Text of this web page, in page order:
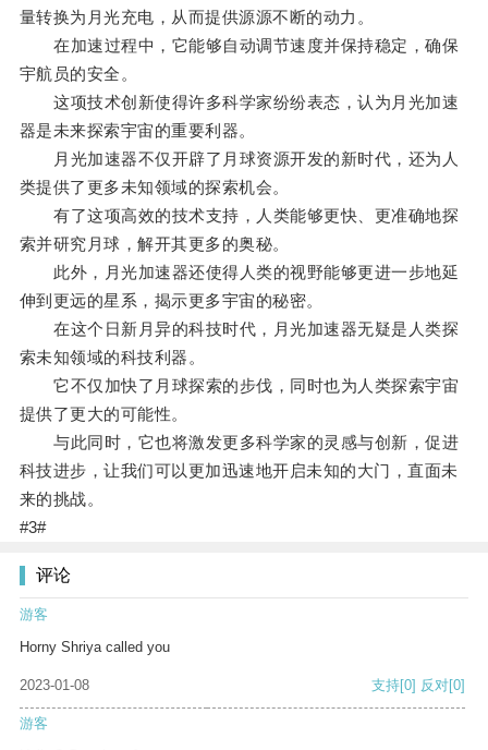
量转换为月光充电，从而提供源源不断的动力。
在加速过程中，它能够自动调节速度并保持稳定，确保
宇航员的安全。
这项技术创新使得许多科学家纷纷表态，认为月光加速
器是未来探索宇宙的重要利器。
月光加速器不仅开辟了月球资源开发的新时代，还为人
类提供了更多未知领域的探索机会。
有了这项高效的技术支持，人类能够更快、更准确地探
索并研究月球，解开其更多的奥秘。
此外，月光加速器还使得人类的视野能够更进一步地延
伸到更远的星系，揭示更多宇宙的秘密。
在这个日新月异的科技时代，月光加速器无疑是人类探
索未知领域的科技利器。
它不仅加快了月球探索的步伐，同时也为人类探索宇宙
提供了更大的可能性。
与此同时，它也将激发更多科学家的灵感与创新，促进
科技进步，让我们可以更加迅速地开启未知的大门，直面未
来的挑战。
#3#
评论
游客
Horny Shriya called you
2023-01-08 支持[0] 反对[0]
游客